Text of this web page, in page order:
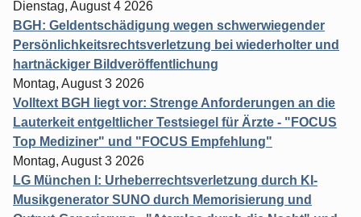
Dienstag, August 4 2026
BGH: Geldentschädigung wegen schwerwiegender
Persönlichkeitsrechtsverletzung bei wiederholter und
hartnäckiger Bildveröffentlichung
Montag, August 3 2026
Volltext BGH liegt vor: Strenge Anforderungen an die
Lauterkeit entgeltlicher Testsiegel für Ärzte - "FOCUS
Top Mediziner" und "FOCUS Empfehlung"
Montag, August 3 2026
LG München I: Urheberrechtsverletzung durch KI-
Musikgenerator SUNO durch Memorisierung und